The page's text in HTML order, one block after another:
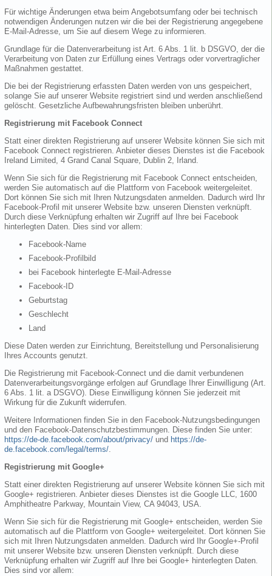
Für wichtige Änderungen etwa beim Angebotsumfang oder bei technisch
notwendigen Änderungen nutzen wir die bei der Registrierung angegebene
E-Mail-Adresse, um Sie auf diesem Wege zu informieren.
Grundlage für die Datenverarbeitung ist Art. 6 Abs. 1 lit. b DSGVO, der die
Verarbeitung von Daten zur Erfüllung eines Vertrags oder vorvertraglicher
Maßnahmen gestattet.
Die bei der Registrierung erfassten Daten werden von uns gespeichert,
solange Sie auf unserer Website registriert sind und werden anschließend
gelöscht. Gesetzliche Aufbewahrungsfristen bleiben unberührt.
Registrierung mit Facebook Connect
Statt einer direkten Registrierung auf unserer Website können Sie sich mit
Facebook Connect registrieren. Anbieter dieses Dienstes ist die Facebook
Ireland Limited, 4 Grand Canal Square, Dublin 2, Irland.
Wenn Sie sich für die Registrierung mit Facebook Connect entscheiden,
werden Sie automatisch auf die Plattform von Facebook weitergeleitet.
Dort können Sie sich mit Ihren Nutzungsdaten anmelden. Dadurch wird Ihr
Facebook-Profil mit unserer Website bzw. unseren Diensten verknüpft.
Durch diese Verknüpfung erhalten wir Zugriff auf Ihre bei Facebook
hinterlegten Daten. Dies sind vor allem:
Facebook-Name
Facebook-Profilbild
bei Facebook hinterlegte E-Mail-Adresse
Facebook-ID
Geburtstag
Geschlecht
Land
Diese Daten werden zur Einrichtung, Bereitstellung und Personalisierung
Ihres Accounts genutzt.
Die Registrierung mit Facebook-Connect und die damit verbundenen
Datenverarbeitungsvorgänge erfolgen auf Grundlage Ihrer Einwilligung (Art.
6 Abs. 1 lit. a DSGVO). Diese Einwilligung können Sie jederzeit mit
Wirkung für die Zukunft widerrufen.
Weitere Informationen finden Sie in den Facebook-Nutzungsbedingungen
und den Facebook-Datenschutzbestimmungen. Diese finden Sie unter:
https://de-de.facebook.com/about/privacy/ und https://de-
de.facebook.com/legal/terms/.
Registrierung mit Google+
Statt einer direkten Registrierung auf unserer Website können Sie sich mit
Google+ registrieren. Anbieter dieses Dienstes ist die Google LLC, 1600
Amphitheatre Parkway, Mountain View, CA 94043, USA.
Wenn Sie sich für die Registrierung mit Google+ entscheiden, werden Sie
automatisch auf die Plattform von Google+ weitergeleitet. Dort können Sie
sich mit Ihren Nutzungsdaten anmelden. Dadurch wird Ihr Google+-Profil
mit unserer Website bzw. unseren Diensten verknüpft. Durch diese
Verknüpfung erhalten wir Zugriff auf Ihre bei Google+ hinterlegten Daten.
Dies sind vor allem: